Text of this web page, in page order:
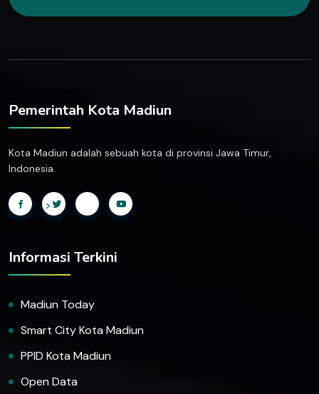
Pemerintah Kota Madiun
Kota Madiun adalah sebuah kota di provinsi Jawa Timur,
Indonesia.
>
Informasi Terkini
Madiun Today
Smart City Kota Madiun
PPID Kota Madiun
Open Data